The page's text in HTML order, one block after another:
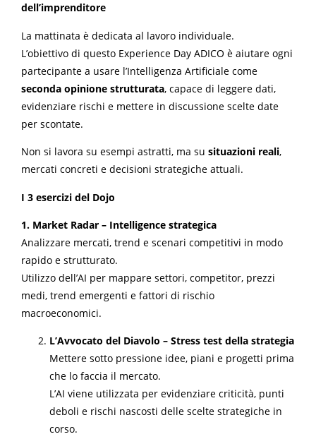
dell’imprenditore
La mattinata è dedicata al lavoro individuale.
L’obiettivo di questo Experience Day ADICO è aiutare ogni
partecipante a usare l’Intelligenza Artificiale come
seconda opinione strutturata, capace di leggere dati,
evidenziare rischi e mettere in discussione scelte date
per scontate.
Non si lavora su esempi astratti, ma su situazioni reali,
mercati concreti e decisioni strategiche attuali.
I 3 esercizi del Dojo
1. Market Radar – Intelligence strategica
Analizzare mercati, trend e scenari competitivi in modo
rapido e strutturato.
Utilizzo dell’AI per mappare settori, competitor, prezzi
medi, trend emergenti e fattori di rischio
macroeconomici.
L’Avvocato del Diavolo – Stress test della strategia
Mettere sotto pressione idee, piani e progetti prima
che lo faccia il mercato.
L’AI viene utilizzata per evidenziare criticità, punti
deboli e rischi nascosti delle scelte strategiche in
corso.